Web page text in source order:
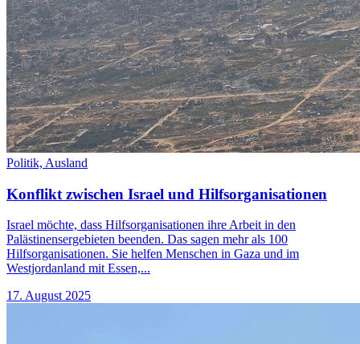
Politik, Ausland
Konflikt zwischen Israel und Hilfsorganisationen
Israel möchte, dass Hilfsorganisationen ihre Arbeit in den
Palästinensergebieten beenden. Das sagen mehr als 100
Hilfsorganisationen. Sie helfen Menschen in Gaza und im
Westjordanland mit Essen,...
17. August 2025